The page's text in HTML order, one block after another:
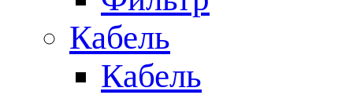
Кабель
Кабель